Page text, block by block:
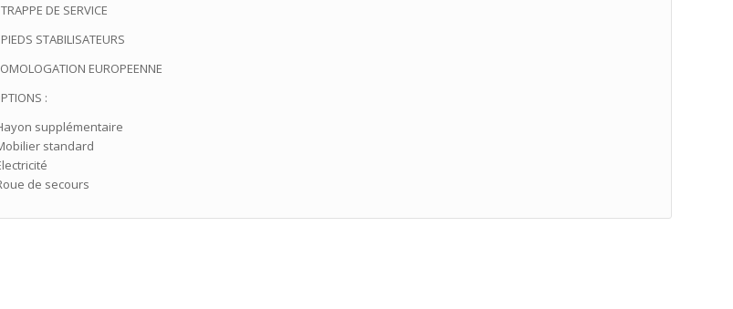
DE SERVICE
STABILISATEURS
EUROPEENNE
:
supplémentaire
standard
de secours